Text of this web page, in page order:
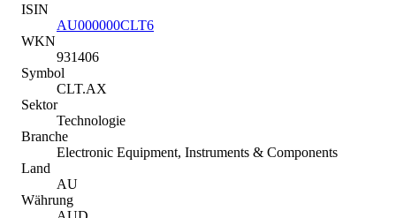
ISIN
AU000000CLT6
WKN
931406
Symbol
CLT.AX
Sektor
Technologie
Branche
Electronic Equipment, Instruments & Components
Land
AU
Währung